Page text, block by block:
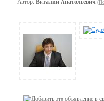
Автор: Виталий Анатольевич